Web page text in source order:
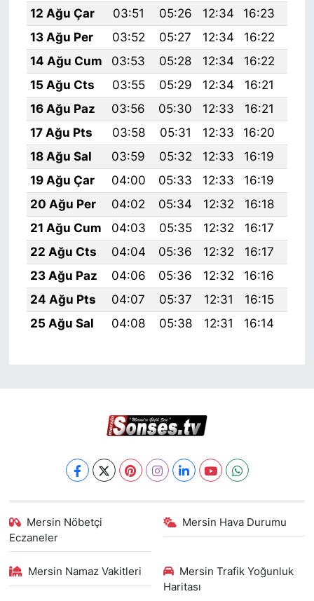
12 Ağu Çar
03:51 05:26 12:34 16:23
13 Ağu Per
03:52 05:27 12:34 16:22
14 Ağu Cum
03:53 05:28 12:34 16:22
15 Ağu Cts
03:55 05:29 12:34 16:21
16 Ağu Paz
03:56 05:30 12:33 16:21
17 Ağu Pts
03:58 05:31 12:33 16:20
18 Ağu Sal
03:59 05:32 12:33 16:19
19 Ağu Çar
04:00 05:33 12:33 16:19
20 Ağu Per
04:02 05:34 12:32 16:18
21 Ağu Cum
04:03 05:35 12:32 16:17
22 Ağu Cts
04:04 05:36 12:32 16:17
23 Ağu Paz
04:06 05:36 12:32 16:16
24 Ağu Pts
04:07 05:37 12:31 16:15
25 Ağu Sal
04:08 05:38 12:31 16:14
Mersin Nöbetçi
Eczaneler
Mersin Hava Durumu
Mersin Namaz Vakitleri
Mersin Trafik Yoğunluk
Haritası